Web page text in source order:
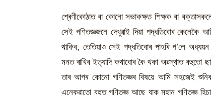
শ্ৰেণীকোঠাত বা কোনো সভাকক্ষত শিক্ষক বা
সেই গণিতজ্ঞজনে দেখুৱাই দিয়া পদ্ধতিবোৰ কেনেকৈ
থাকিব, তেতিয়াও সেই পদ্ধতিবোৰ পাহৰি গ’লে
মনত ৰাখিব ইত্যাদি কথাবোৰ কৈ থকা অৱস্থাত
তাৰ আগৰ কোনো গণিতজ্ঞৰ বিষয়ে আমি সহজেই
এনেকুৱাতো বহুত গণিতজ্ঞ আছে যাক মহান গণিতজ্ঞ